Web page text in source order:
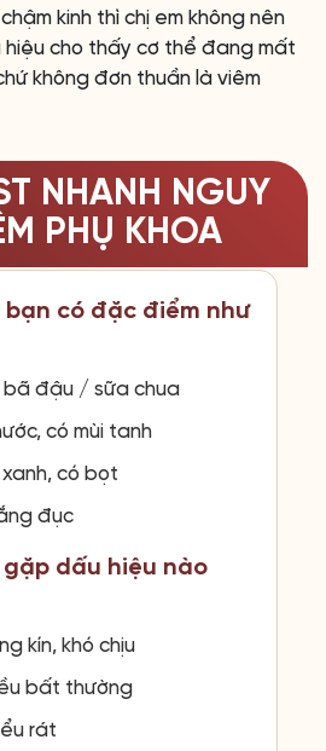
kinh thì chị em không nên
hiệu cho thấy cơ thể đang mất
không đơn thuần là viêm
NHANH NGUY
PHỤ KHOA
bạn có đặc điểm như
bã đậu / sữa chua
có mùi tanh
có bọt
đục
dấu hiệu nào
kín, khó chịu
bất thường
rát